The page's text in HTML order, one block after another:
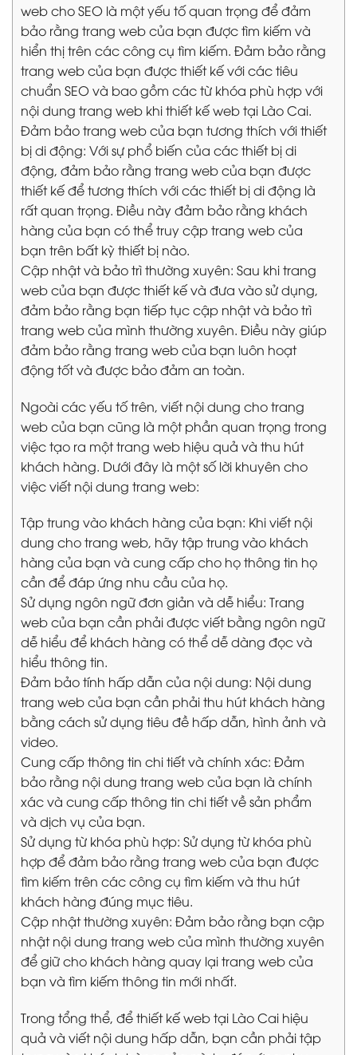
web cho SEO là một yếu tố quan trọng để đảm
bảo rằng trang web của bạn được tìm kiếm và
hiển thị trên các công cụ tìm kiếm. Đảm bảo rằng
trang web của bạn được thiết kế với các tiêu
chuẩn SEO và bao gồm các từ khóa phù hợp với
nội dung trang web khi thiết kế web tại Lào Cai.
Đảm bảo trang web của bạn tương thích với thiết
bị di động: Với sự phổ biến của các thiết bị di
động, đảm bảo rằng trang web của bạn được
thiết kế để tương thích với các thiết bị di động là
rất quan trọng. Điều này đảm bảo rằng khách
hàng của bạn có thể truy cập trang web của
bạn trên bất kỳ thiết bị nào.
Cập nhật và bảo trì thường xuyên: Sau khi trang
web của bạn được thiết kế và đưa vào sử dụng,
đảm bảo rằng bạn tiếp tục cập nhật và bảo trì
trang web của mình thường xuyên. Điều này giúp
đảm bảo rằng trang web của bạn luôn hoạt
động tốt và được bảo đảm an toàn.
Ngoài các yếu tố trên, viết nội dung cho trang
web của bạn cũng là một phần quan trọng trong
việc tạo ra một trang web hiệu quả và thu hút
khách hàng. Dưới đây là một số lời khuyên cho
việc viết nội dung trang web:
Tập trung vào khách hàng của bạn: Khi viết nội
dung cho trang web, hãy tập trung vào khách
hàng của bạn và cung cấp cho họ thông tin họ
cần để đáp ứng nhu cầu của họ.
Sử dụng ngôn ngữ đơn giản và dễ hiểu: Trang
web của bạn cần phải được viết bằng ngôn ngữ
dễ hiểu để khách hàng có thể dễ dàng đọc và
hiểu thông tin.
Đảm bảo tính hấp dẫn của nội dung: Nội dung
trang web của bạn cần phải thu hút khách hàng
bằng cách sử dụng tiêu đề hấp dẫn, hình ảnh và
video.
Cung cấp thông tin chi tiết và chính xác: Đảm
bảo rằng nội dung trang web của bạn là chính
xác và cung cấp thông tin chi tiết về sản phẩm
và dịch vụ của bạn.
Sử dụng từ khóa phù hợp: Sử dụng từ khóa phù
hợp để đảm bảo rằng trang web của bạn được
tìm kiếm trên các công cụ tìm kiếm và thu hút
khách hàng đúng mục tiêu.
Cập nhật thường xuyên: Đảm bảo rằng bạn cập
nhật nội dung trang web của mình thường xuyên
để giữ cho khách hàng quay lại trang web của
bạn và tìm kiếm thông tin mới nhất.
Trong tổng thể, để thiết kế web tại Lào Cai hiệu
quả và viết nội dung hấp dẫn, bạn cần phải tập